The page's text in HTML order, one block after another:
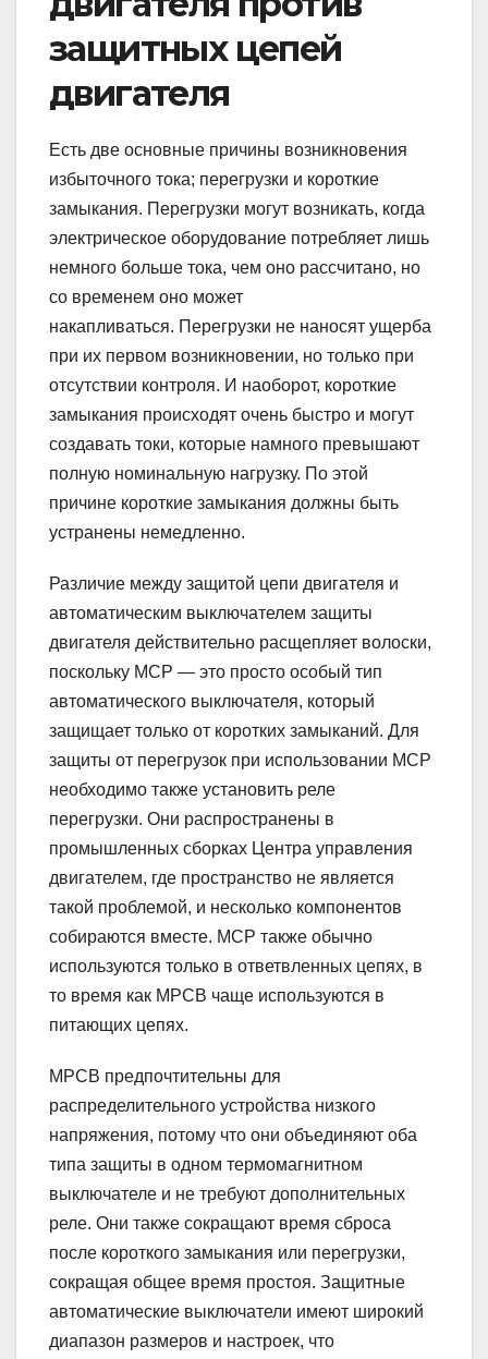
защитных цепей
двигателя
Есть две основные причины возникновения
избыточного тока; перегрузки и короткие
замыкания. Перегрузки могут возникать, когда
электрическое оборудование потребляет лишь
немного больше тока, чем оно рассчитано, но
со временем оно может
накапливаться. Перегрузки не наносят ущерба
при их первом возникновении, но только при
отсутствии контроля. И наоборот, короткие
замыкания происходят очень быстро и могут
создавать токи, которые намного превышают
полную номинальную нагрузку. По этой
причине короткие замыкания должны быть
устранены немедленно.
Различие между защитой цепи двигателя и
автоматическим выключателем защиты
двигателя действительно расщепляет волоски,
поскольку MCP — это просто особый тип
автоматического выключателя, который
защищает только от коротких замыканий. Для
защиты от перегрузок при использовании MCP
необходимо также установить реле
перегрузки. Они распространены в
промышленных сборках Центра управления
двигателем, где пространство не является
такой проблемой, и несколько компонентов
собираются вместе. MCP также обычно
используются только в ответвленных цепях, в
то время как MPCB чаще используются в
питающих цепях.
MPCB ​​предпочтительны для
распределительного устройства низкого
напряжения, потому что они объединяют оба
типа защиты в одном термомагнитном
выключателе и не требуют дополнительных
реле. Они также сокращают время сброса
после короткого замыкания или перегрузки,
сокращая общее время простоя. Защитные
автоматические выключатели имеют широкий
диапазон размеров и настроек, что